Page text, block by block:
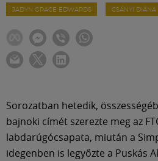
JADYN GRACE EDWARDS CSÁNYI DIÁNA
Sorozatban hetedik,
bajnoki címét szerezte meg az
labdarúgócsapata, miután a
idegenben is legyőzte a Puskás
Szolgáltatások
Shop
Közösség
Múzeum